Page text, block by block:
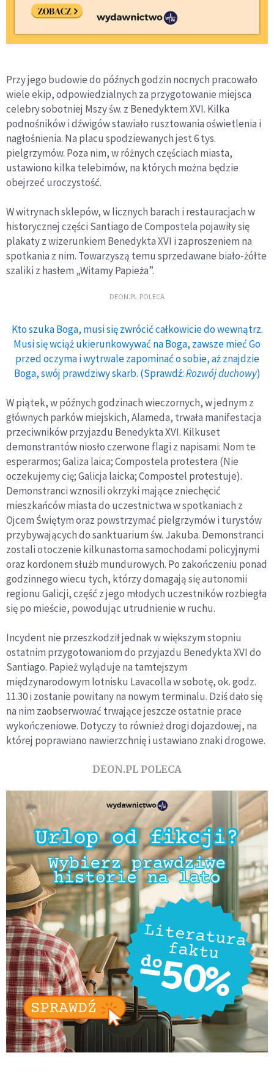
Przy jego budowie do późnych godzin nocnych pracowało
wiele ekip, odpowiedzialnych za przygotowanie miejsca
celebry sobotniej Mszy św. z Benedyktem XVI. Kilka
podnośników i dźwigów stawiało rusztowania oświetlenia i
nagłośnienia. Na placu spodziewanych jest 6 tys.
pielgrzymów. Poza nim, w różnych częściach miasta,
ustawiono kilka telebimów, na których można będzie
obejrzeć uroczystość.
W witrynach sklepów, w licznych barach i restauracjach w
historycznej części Santiago de Compostela pojawiły się
plakaty z wizerunkiem Benedykta XVI i zaproszeniem na
spotkania z nim. Towarzyszą temu sprzedawane biało-żółte
szaliki z hasłem „Witamy Papieża”.
DEON.PL POLECA
Kto szuka Boga, musi się zwrócić całkowicie do wewnątrz.
Musi się wciąż ukierunkowywać na Boga, zawsze mieć Go
przed oczyma i wytrwale zapominać o sobie, aż znajdzie
Boga, swój prawdziwy skarb. (Sprawdź:Rozwój duchowy)
W piątek, w późnych godzinach wieczornych, w jednym z
głównych parków miejskich, Alameda, trwała manifestacja
przeciwników przyjazdu Benedykta XVI. Kilkuset
demonstrantów niosło czerwone flagi z napisami: Nom te
esperarmos; Galiza laica; Compostela protestera (Nie
oczekujemy cię; Galicja laicka; Compostel protestuje).
Demonstranci wznosili okrzyki mające zniechęcić
mieszkańców miasta do uczestnictwa w spotkaniach z
Ojcem Świętym oraz powstrzymać pielgrzymów i turystów
przybywających do sanktuarium św. Jakuba. Demonstranci
zostali otoczenie kilkunastoma samochodami policyjnymi
oraz kordonem służb mundurowych. Po zakończeniu ponad
godzinnego wiecu tych, którzy domagają się autonomii
regionu Galicji, część z jego młodych uczestników rozbiegła
się po mieście, powodując utrudnienie w ruchu.
Incydent nie przeszkodził jednak w większym stopniu
ostatnim przygotowaniom do przyjazdu Benedykta XVI do
Santiago. Papież wyląduje na tamtejszym
międzynarodowym lotnisku Lavacolla w sobotę, ok. godz.
11.30 i zostanie powitany na nowym terminalu. Dziś dało się
na nim zaobserwować trwające jeszcze ostatnie prace
wykończeniowe. Dotyczy to również drogi dojazdowej, na
której poprawiano nawierzchnię i ustawiano znaki drogowe.
DEON.PL POLECA